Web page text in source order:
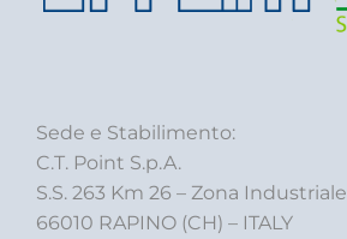
Sede e Stabilimento:
C.T. Point S.p.A.
S.S. 263 Km 26 – Zona Industriale
66010 RAPINO (CH) – ITALY